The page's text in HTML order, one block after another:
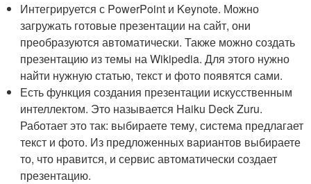
Интегрируется с PowerPoint и Keynote. Можно
загружать готовые презентации на сайт, они
преобразуются автоматически. Также можно создать
презентацию из темы на Wikipedia. Для этого нужно
найти нужную статью, текст и фото появятся сами.
Есть функция создания презентации искусственным
интеллектом. Это называется Haiku Deck Zuru.
Работает это так: выбираете тему, система предлагает
текст и фото. Из предложенных вариантов выбираете
то, что нравится, и сервис автоматически создает
презентацию.